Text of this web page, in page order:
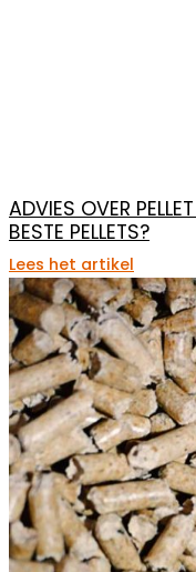
ADVIES OVER
BESTE PELLETS?
Lees het artikel